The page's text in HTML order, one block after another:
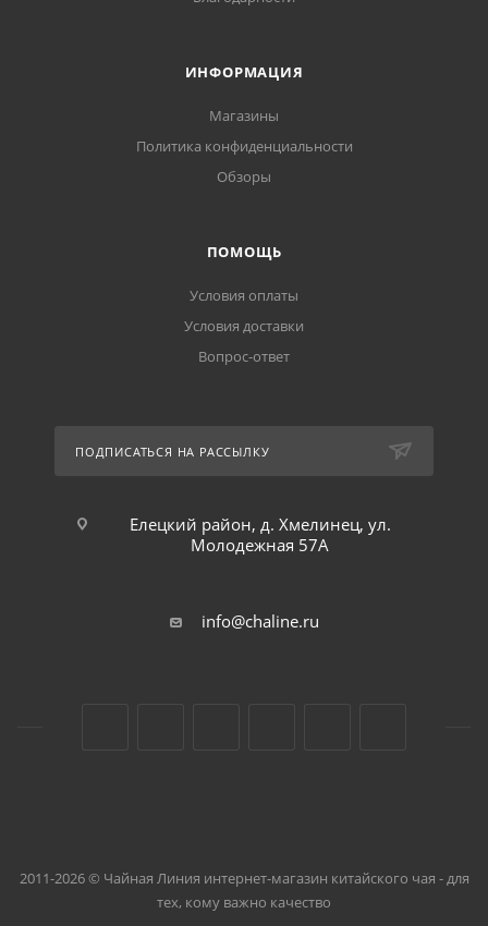
ИНФОРМАЦИЯ
Магазины
Политика конфиденциальности
Обзоры
ПОМОЩЬ
Условия оплаты
Условия доставки
Вопрос-ответ
ПОДПИСАТЬСЯ НА РАССЫЛКУ
Елецкий район, д. Хмелинец, ул.
Молодежная 57А
info@chaline.ru
2011-2026 © Чайная Линия интернет-магазин китайского чая - для
тех, кому важно качество